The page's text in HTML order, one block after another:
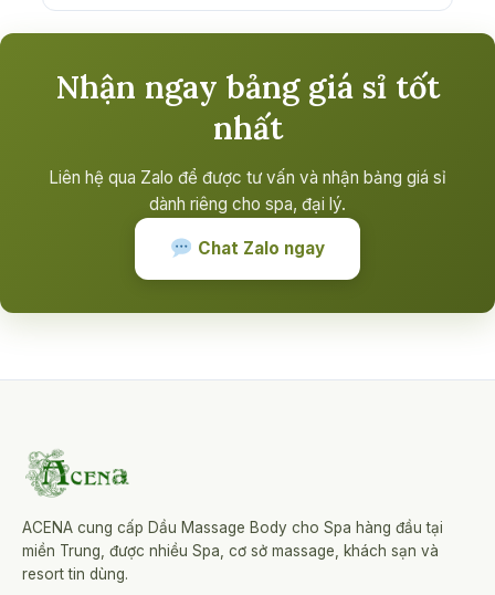
Nhận ngay bảng giá sỉ tốt
nhất
Liên hệ qua Zalo để được tư vấn và nhận bảng giá sỉ
dành riêng cho spa, đại lý.
Chat Zalo ngay
ACENA cung cấp Dầu Massage Body cho Spa hàng đầu tại
miền Trung, được nhiều Spa, cơ sở massage, khách sạn và
resort tin dùng.